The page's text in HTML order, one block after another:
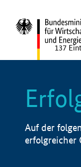
137
Auf der
erfolgreicher